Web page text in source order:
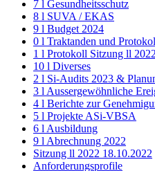
7 l Gesundheitsschutz
8 l SUVA / EKAS
9 l Budget 2024
0 l Traktanden und
1 l Protokoll Sitzung ll 2022
10 l Diverses
2 l Si-Audits 2023 &
3 l Aussergewöhnliche
4 l Berichte zur
5 l Projekte ASi-VBSA
6 l Ausbildung
9 l Abrechnung 2022
Sitzung ll 2022 18.10.2022
Anforderungsprofile